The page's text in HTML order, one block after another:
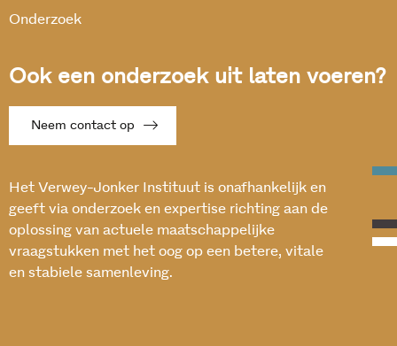
Onderzoek
Ook een onderzoek uit laten voeren?
Neem contact op
Het Verwey-Jonker Instituut is onafhankelijk en
geeft via onderzoek en expertise richting aan de
oplossing van actuele maatschappelijke
vraagstukken met het oog op een betere, vitale
en stabiele samenleving.